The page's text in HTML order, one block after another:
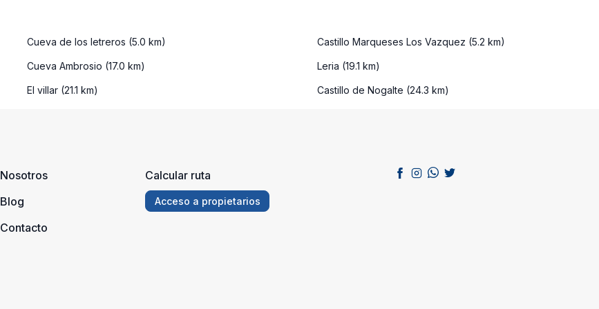
Cueva de los letreros (5.0 km) Castillo Marqueses Los Vazquez (5.2 km)
Cueva Ambrosio (17.0 km) Leria (19.1 km)
El villar (21.1 km) Castillo de Nogalte (24.3 km)
Nosotros
Blog
Contacto
Calcular ruta
Acceso a propietarios